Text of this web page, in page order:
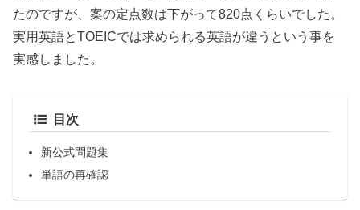
たのですが、案の定点数は下がって820点くらいでした。
実用英語とTOEICでは求められる英語が違うという事を
実感しました。
目次
新公式問題集
単語の再確認